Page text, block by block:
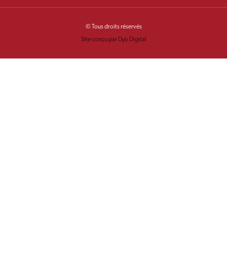
© Tous droits réservés
Site conçu par Dyo Digital